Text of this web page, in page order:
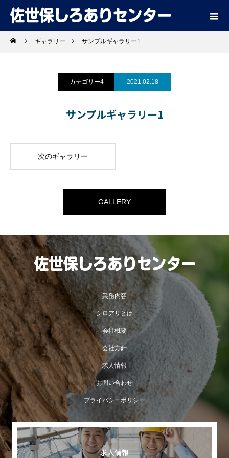
ギャラリー サンプルギャラリー1
カテゴリー4 2021.02.18
サンプルギャラリー1
次のギャラリー
GALLERY
業務内容
シロアリとは
会社概要
会社方針
求人情報
お問い合わせ
プライバシーポリシー
求人情報